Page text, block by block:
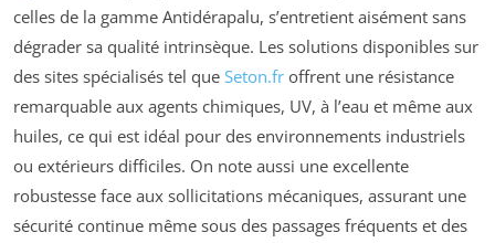
celles de la gamme Antidérapalu, s’entretient aisément sans
dégrader sa qualité intrinsèque. Les solutions disponibles sur
des sites spécialisés tel que Seton.fr offrent une résistance
remarquable aux agents chimiques, UV, à l’eau et même aux
huiles, ce qui est idéal pour des environnements industriels
ou extérieurs difficiles. On note aussi une excellente
robustesse face aux sollicitations mécaniques, assurant une
sécurité continue même sous des passages fréquents et des